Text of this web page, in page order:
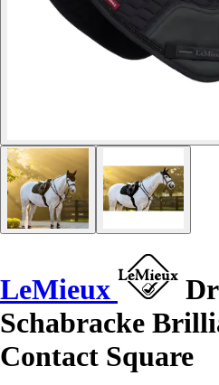
LeMieux
Schabracke
Contact Square